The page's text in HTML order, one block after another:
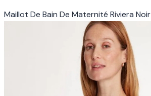
Maillot De Bain De Maternité Riviera Noir